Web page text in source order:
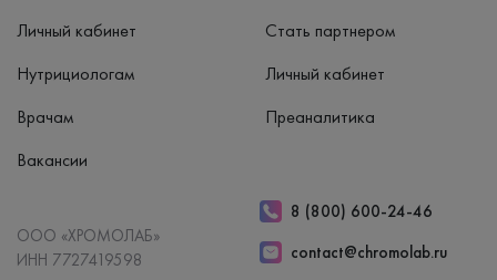
Личный кабинет
Нутрициологам
Врачам
Вакансии
Стать партнером
Личный кабинет
Преаналитика
ООО «ХРОМОЛАБ»
ИНН 7727419598
8 (800) 600-24-46
contact@chromolab.ru